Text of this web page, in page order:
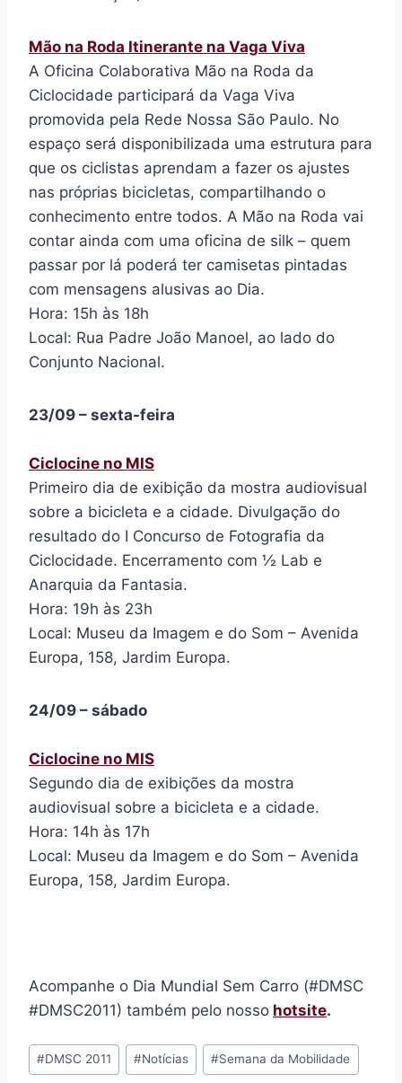
Mão na Roda Itinerante na Vaga Viva
A Oficina Colaborativa Mão na Roda da
Ciclocidade participará da Vaga Viva
promovida pela Rede Nossa São Paulo. No
espaço será disponibilizada uma estrutura para
que os ciclistas aprendam a fazer os ajustes
nas próprias bicicletas, compartilhando o
conhecimento entre todos. A Mão na Roda vai
contar ainda com uma oficina de silk – quem
passar por lá poderá ter camisetas pintadas
com mensagens alusivas ao Dia.
Hora: 15h às 18h
Local: Rua Padre João Manoel, ao lado do
Conjunto Nacional.
23/09 – sexta-feira
Ciclocine no MIS
Primeiro dia de exibição da mostra audiovisual
sobre a bicicleta e a cidade. Divulgação do
resultado do I Concurso de Fotografia da
Ciclocidade. Encerramento com ½ Lab e
Anarquia da Fantasia.
Hora: 19h às 23h
Local: Museu da Imagem e do Som – Avenida
Europa, 158, Jardim Europa.
24/09 – sábado
Ciclocine no MIS
Segundo dia de exibições da mostra
audiovisual sobre a bicicleta e a cidade.
Hora: 14h às 17h
Local: Museu da Imagem e do Som – Avenida
Europa, 158, Jardim Europa.
Acompanhe o Dia Mundial Sem Carro (#DMSC
#DMSC2011) também pelo nosso hotsite.
Tags
do
#DMSC 2011 #Notícias #Semana da Mobilidade